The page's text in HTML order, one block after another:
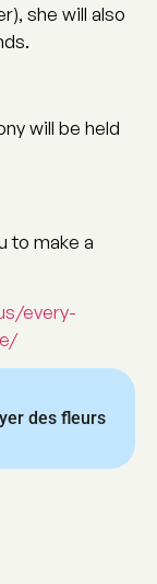
she will also
will be held
to make a
every-
des fleurs